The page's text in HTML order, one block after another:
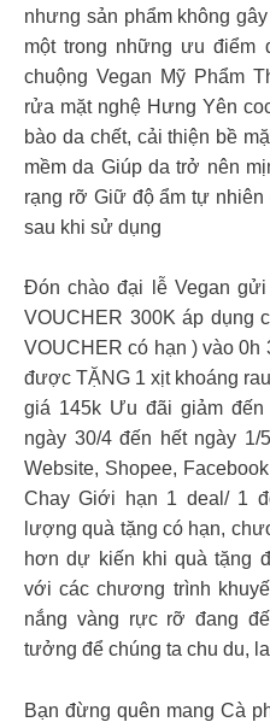
nhưng sản phẩm không
một trong những ưu điểm
chuộng Vegan Mỹ Phẩm
rửa mặt nghệ Hưng Yên
bào da chết, cải thiện bề
mềm da Giúp da trở nên
rạng rỡ Giữ độ ẩm tự nhiên
sau khi sử dụng
Đón chào đại lễ Vegan
VOUCHER 300K áp dụng
VOUCHER có hạn ) vào
được TẶNG 1 xịt khoáng
giá 145k Ưu đãi giảm
ngày 30/4 đến hết ngày
Website, Shopee,
Chay Giới hạn 1 deal/ 1
lượng quà tặng có hạn,
hơn dự kiến khi quà tặng
với các chương trình
nắng vàng rực rỡ đang
tưởng để chúng ta chu du,
Bạn đừng quên mang Cà